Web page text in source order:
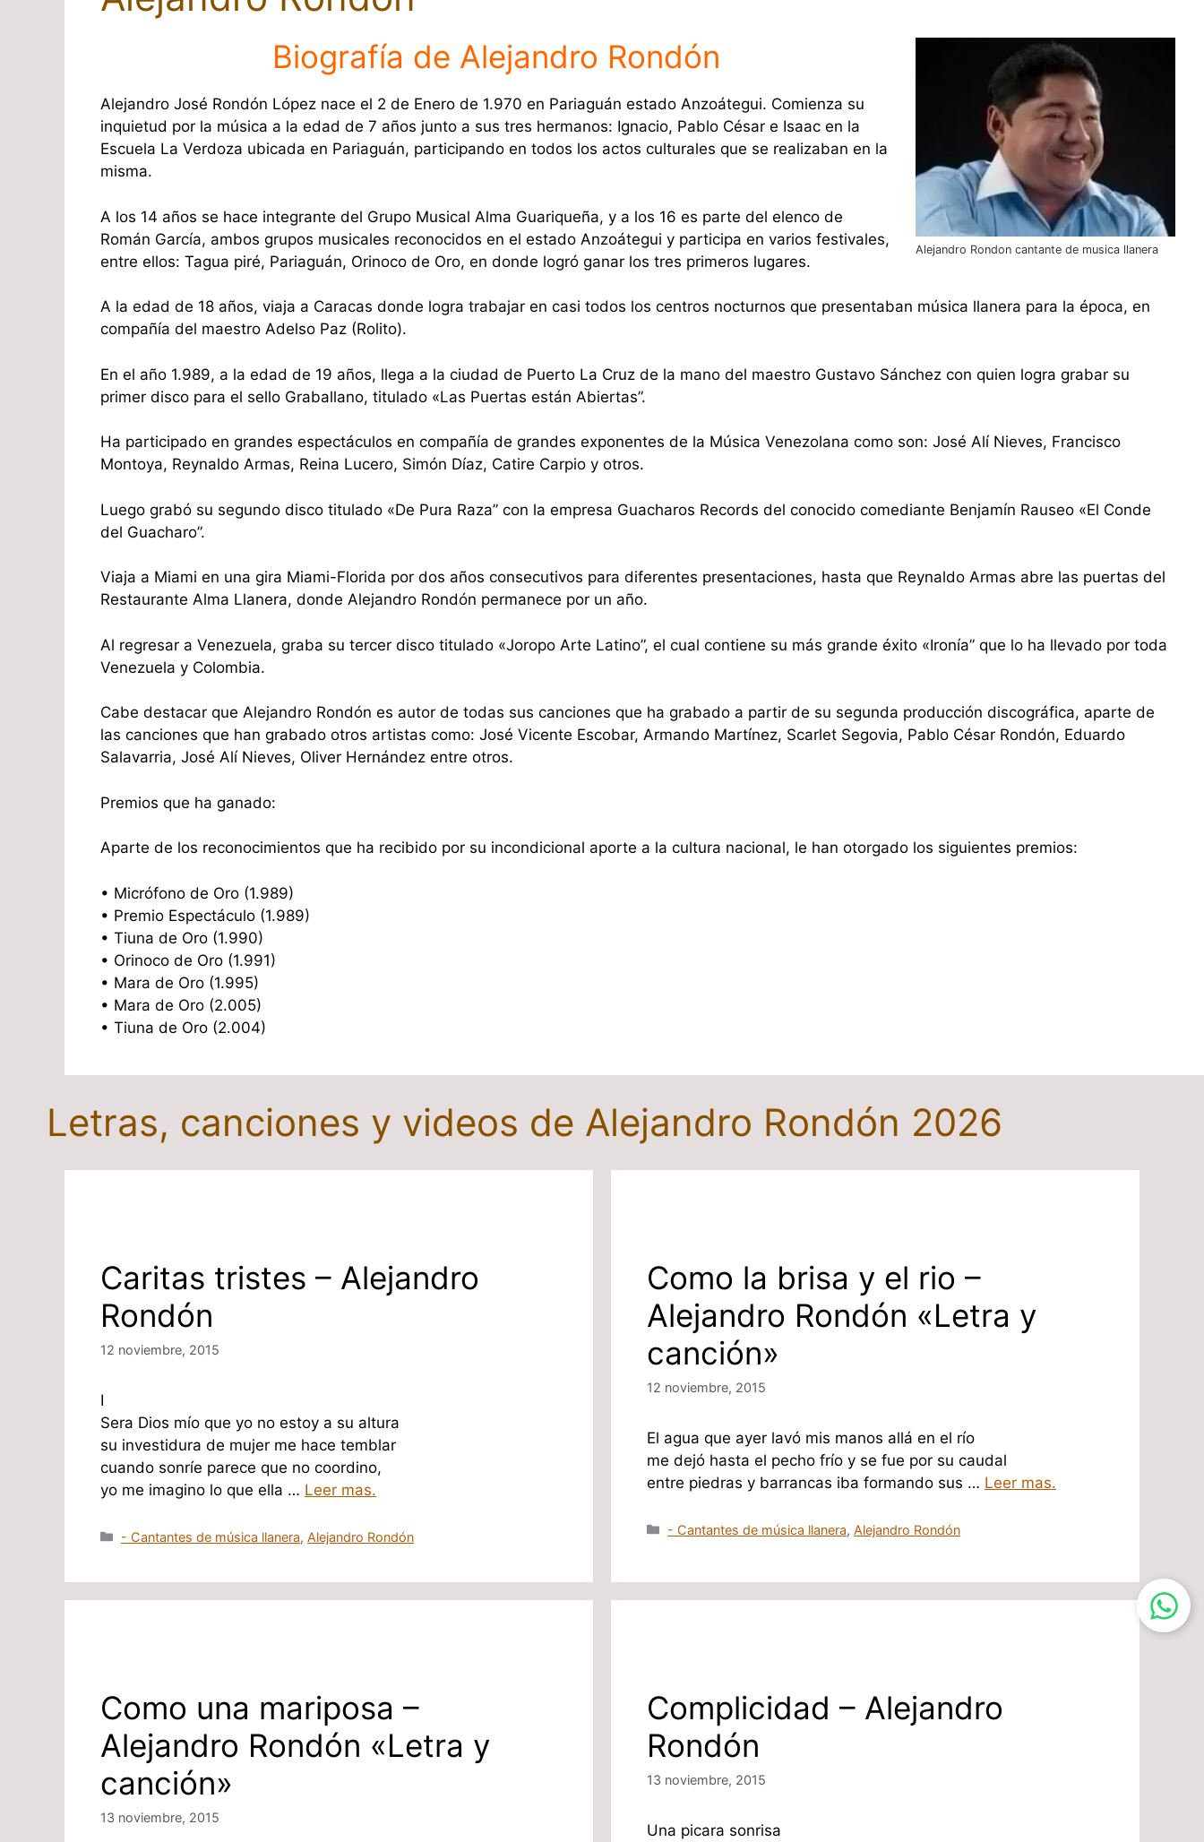
Alejandro Rondon cantante de musica llanera
Biografía de Alejandro Rondón
Alejandro José Rondón López nace el 2 de Enero de 1.970 en Pariaguán estado Anzoátegui. Comienza su
inquietud por la música a la edad de 7 años junto a sus tres hermanos: Ignacio, Pablo César e Isaac en la
Escuela La Verdoza ubicada en Pariaguán, participando en todos los actos culturales que se realizaban en la
misma.
A los 14 años se hace integrante del Grupo Musical Alma Guariqueña, y a los 16 es parte del elenco de
Román García, ambos grupos musicales reconocidos en el estado Anzoátegui y participa en varios festivales,
entre ellos: Tagua piré, Pariaguán, Orinoco de Oro, en donde logró ganar los tres primeros lugares.
A la edad de 18 años, viaja a Caracas donde logra trabajar en casi todos los centros nocturnos que presentaban música llanera para la época, en
compañía del maestro Adelso Paz (Rolito).
En el año 1.989, a la edad de 19 años, llega a la ciudad de Puerto La Cruz de la mano del maestro Gustavo Sánchez con quien logra grabar su
primer disco para el sello Graballano, titulado «Las Puertas están Abiertas”.
Ha participado en grandes espectáculos en compañía de grandes exponentes de la Música Venezolana como son: José Alí Nieves, Francisco
Montoya, Reynaldo Armas, Reina Lucero, Simón Díaz, Catire Carpio y otros.
Luego grabó su segundo disco titulado «De Pura Raza” con la empresa Guacharos Records del conocido comediante Benjamín Rauseo «El Conde
del Guacharo”.
Viaja a Miami en una gira Miami-Florida por dos años consecutivos para diferentes presentaciones, hasta que Reynaldo Armas abre las puertas del
Restaurante Alma Llanera, donde Alejandro Rondón permanece por un año.
Al regresar a Venezuela, graba su tercer disco titulado «Joropo Arte Latino”, el cual contiene su más grande éxito «Ironía” que lo ha llevado por toda
Venezuela y Colombia.
Cabe destacar que Alejandro Rondón es autor de todas sus canciones que ha grabado a partir de su segunda producción discográfica, aparte de
las canciones que han grabado otros artistas como: José Vicente Escobar, Armando Martínez, Scarlet Segovia, Pablo César Rondón, Eduardo
Salavarria, José Alí Nieves, Oliver Hernández entre otros.
Premios que ha ganado:
Aparte de los reconocimientos que ha recibido por su incondicional aporte a la cultura nacional, le han otorgado los siguientes premios:
• Micrófono de Oro (1.989)
• Premio Espectáculo (1.989)
• Tiuna de Oro (1.990)
• Orinoco de Oro (1.991)
• Mara de Oro (1.995)
• Mara de Oro (2.005)
• Tiuna de Oro (2.004)
Letras, canciones y videos de Alejandro Rondón 2026
Caritas tristes – Alejandro
Rondón
12 noviembre, 2015
I
Sera Dios mío que yo no estoy a su altura
su investidura de mujer me hace temblar
cuando sonríe parece que no coordino,
yo me imagino lo que ella … Leer mas.
Categorías
- Cantantes de música llanera,Alejandro Rondón
Como la brisa y el rio –
Alejandro Rondón «Letra y
canción»
12 noviembre, 2015
El agua que ayer lavó mis manos allá en el río
me dejó hasta el pecho frío y se fue por su caudal
entre piedras y barrancas iba formando sus … Leer mas.
Categorías
- Cantantes de música llanera,Alejandro Rondón
Como una mariposa –
Alejandro Rondón «Letra y
canción»
13 noviembre, 2015
Complicidad – Alejandro
Rondón
13 noviembre, 2015
Una picara sonrisa